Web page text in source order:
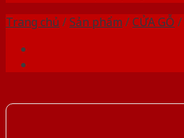
Trang chủ /Sản phẩm /CỬA GỖ /